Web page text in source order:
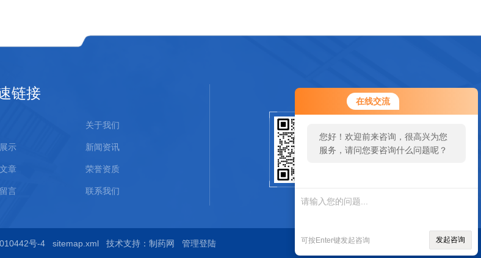
在线交流
您好！欢迎前来咨询，很高兴为您
服务，请问您要咨询什么问题呢？
可按Enter键发起咨询 发起咨询
链接
关于我们
示 新闻资讯
章 荣誉资质
言 联系我们
扫一扫关注我们
号-4 sitemap.xml 技术支持： 制药网 管理登陆